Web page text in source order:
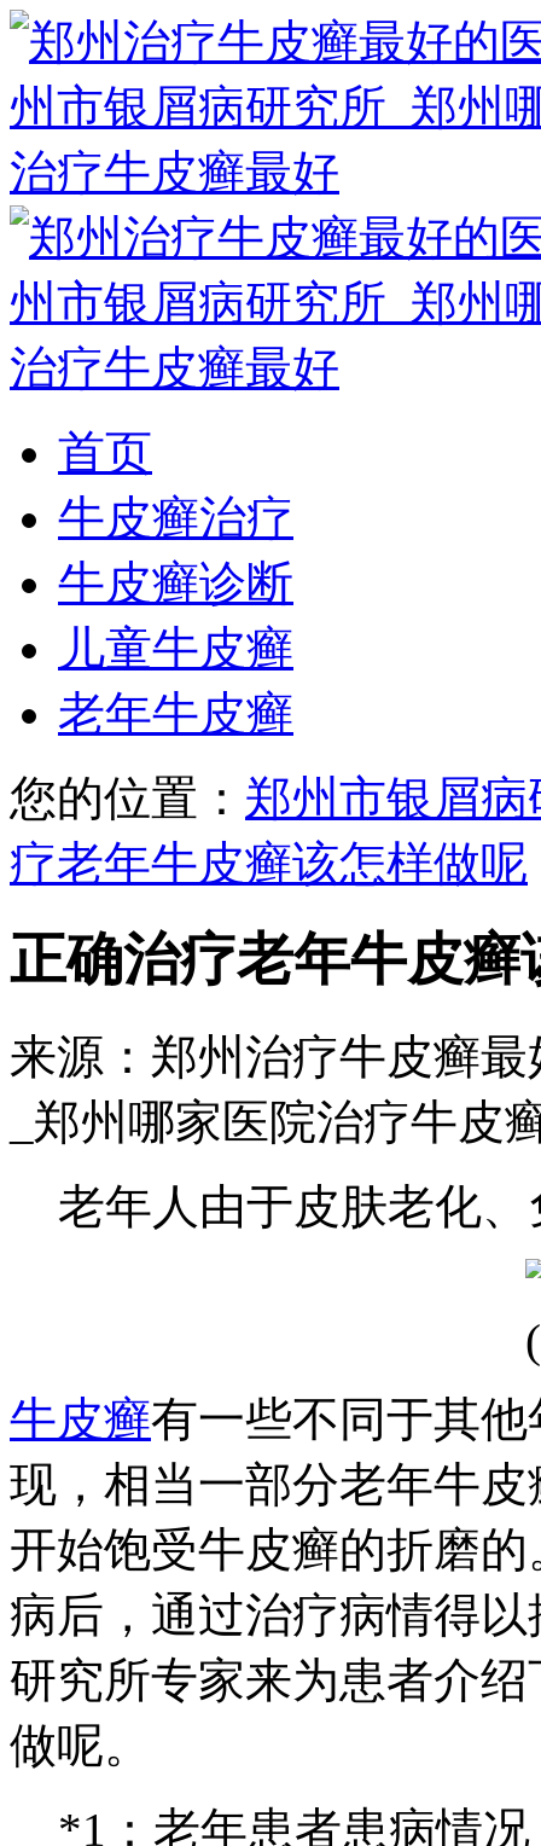
首页
牛皮癣治疗
牛皮癣诊断
儿童牛皮癣
老年牛皮癣
您的位置： 郑州市银屑病
疗老年牛皮癣该怎样做呢
正确治疗老年牛皮癣
来源：郑州治疗牛皮癣
_郑州哪家医院治疗牛皮
老年人由于皮肤老化、
牛皮癣有一些不同于其
现，相当一部分老年牛
开始饱受牛皮癣的折磨
病后，通过治疗病情得
研究所专家来为患者介
做呢。
*1：老年患者患病情况